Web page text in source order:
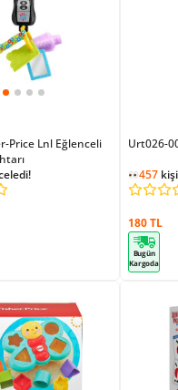
Price Lnl Eğlenceli
Urt026-
457
180 TL
Bugün
Kargoda